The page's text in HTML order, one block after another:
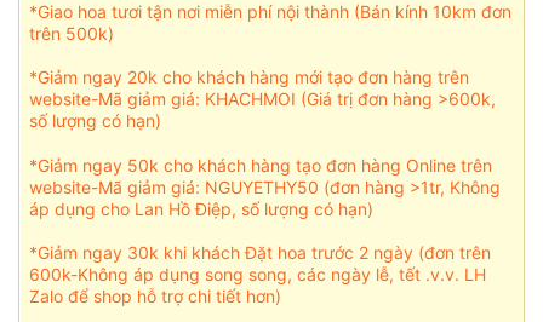
1.500.000 ₫.
*Giao hoa tươi tận nơi miễn phí nội thành (Bán kính 10km đơn
trên 500k)
*Giảm ngay 20k cho khách hàng mới tạo đơn hàng trên
website-Mã giảm giá: KHACHMOI (Giá trị đơn hàng >600k,
số lượng có hạn)
*Giảm ngay 50k cho khách hàng tạo đơn hàng Online trên
website-Mã giảm giá: NGUYETHY50 (đơn hàng >1tr, Không
áp dụng cho Lan Hồ Điệp, số lượng có hạn)
*Giảm ngay 30k khi khách Đặt hoa trước 2 ngày (đơn trên
600k-Không áp dụng song song, các ngày lễ, tết .v.v. LH
Zalo để shop hỗ trợ chi tiết hơn)